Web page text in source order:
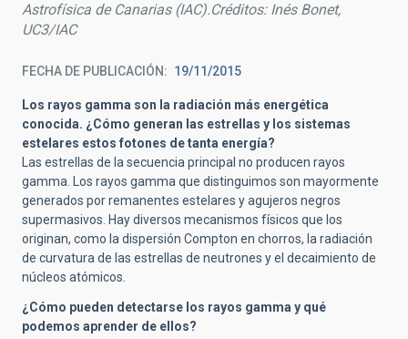
Astrofísica de Canarias (IAC).Créditos: Inés Bonet,
UC3/IAC
FECHA DE PUBLICACIÓN 19/11/2015
Los rayos gamma son la radiación más energética
conocida. ¿Cómo generan las estrellas y los sistemas
estelares estos fotones de tanta energía?
Las estrellas de la secuencia principal no producen rayos
gamma. Los rayos gamma que distinguimos son mayormente
generados por remanentes estelares y agujeros negros
supermasivos. Hay diversos mecanismos físicos que los
originan, como la dispersión Compton en chorros, la radiación
de curvatura de las estrellas de neutrones y el decaimiento de
núcleos atómicos.
¿Cómo pueden detectarse los rayos gamma y qué
podemos aprender de ellos?